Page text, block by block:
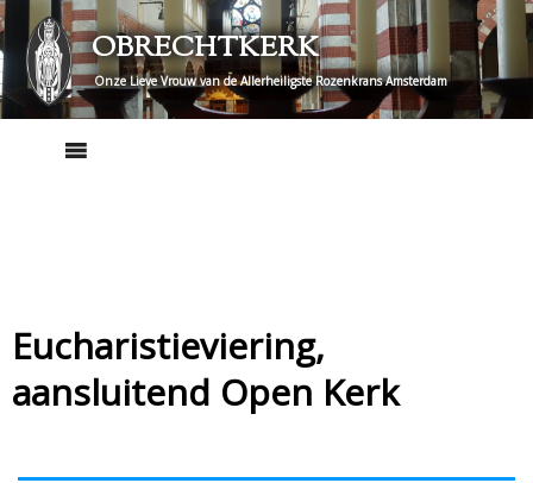
Skip
to
content
OBRECHTKERK
Onze Lieve Vrouw van de Allerheiligste Rozenkrans Amsterdam
Eucharistieviering,
aansluitend Open Kerk